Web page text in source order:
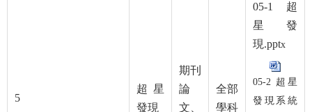
5
超星
發現
期刊
論
文、
全部
學科
05-1 超
星發
現.pptx
05-2 超星
發現系統